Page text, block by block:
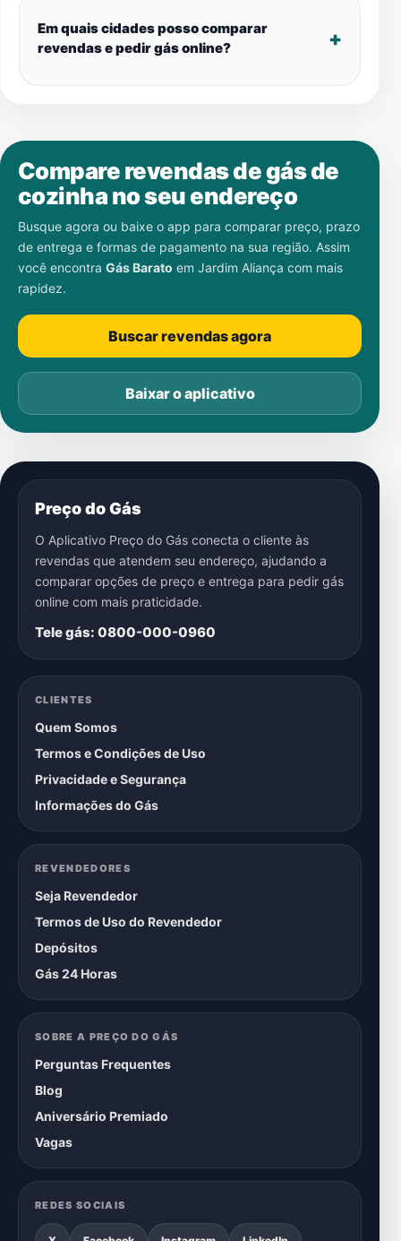
Em quais cidades posso comparar
revendas e pedir gás online?
Compare revendas de gás de
cozinha no seu endereço
Busque agora ou baixe o app para comparar preço, prazo
de entrega e formas de pagamento na sua região. Assim
você encontra Gás Barato em Jardim Aliança com mais
rapidez.
Buscar revendas agora
Baixar o aplicativo
Preço do Gás
O Aplicativo Preço do Gás conecta o cliente às
revendas que atendem seu endereço, ajudando a
comparar opções de preço e entrega para pedir gás
online com mais praticidade.
Tele gás: 0800-000-0960
CLIENTES
Quem Somos
Termos e Condições de Uso
Privacidade e Segurança
Informações do Gás
REVENDEDORES
Seja Revendedor
Termos de Uso do Revendedor
Depósitos
Gás 24 Horas
SOBRE A PREÇO DO GÁS
Perguntas Frequentes
Blog
Aniversário Premiado
Vagas
REDES SOCIAIS